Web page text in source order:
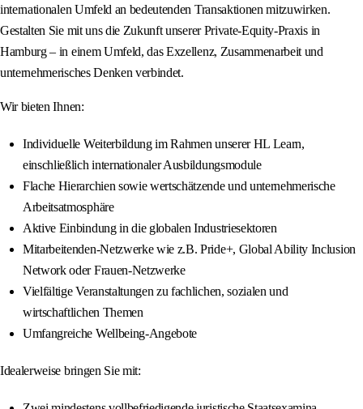
internationalen Umfeld an bedeutenden Transaktionen mitzuwirken.
Gestalten Sie mit uns die Zukunft unserer Private-Equity-Praxis in
Hamburg – in einem Umfeld, das Exzellenz, Zusammenarbeit und
unternehmerisches Denken verbindet.
Wir bieten Ihnen:
Individuelle Weiterbildung im Rahmen unserer HL Learn,
einschließlich internationaler Ausbildungsmodule
Flache Hierarchien sowie wertschätzende und unternehmerische
Arbeitsatmosphäre
Aktive Einbindung in die globalen Industriesektoren
Mitarbeitenden-Netzwerke wie z.B. Pride+, Global Ability Inclusion
Network oder Frauen-Netzwerke
Vielfältige Veranstaltungen zu fachlichen, sozialen und
wirtschaftlichen Themen
Umfangreiche Wellbeing-Angebote
Idealerweise bringen Sie mit: